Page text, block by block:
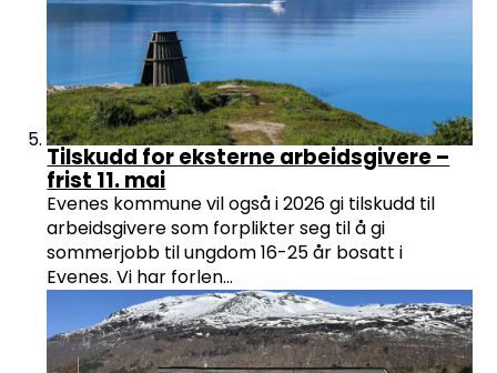
Tilskudd for eksterne arbeidsgivere –
frist 11. mai
Evenes kommune vil også i 2026 gi tilskudd til
arbeidsgivere som forplikter seg til å gi
sommerjobb til ungdom 16-25 år bosatt i
Evenes. Vi har forlen...